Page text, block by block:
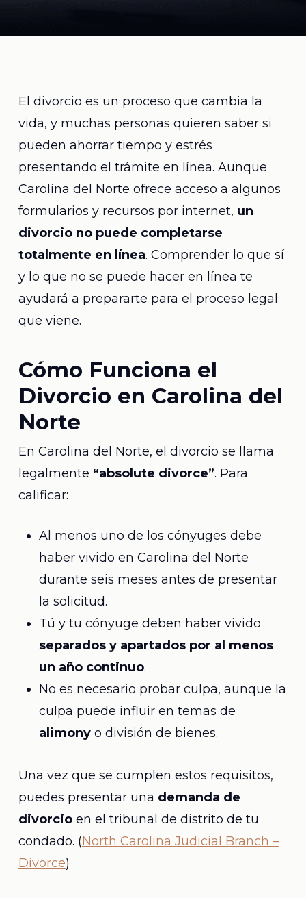
El divorcio es un proceso que cambia la
vida, y muchas personas quieren saber si
pueden ahorrar tiempo y estrés
presentando el trámite en línea. Aunque
Carolina del Norte ofrece acceso a algunos
formularios y recursos por internet, un
divorcio no puede completarse
totalmente en línea. Comprender lo que sí
y lo que no se puede hacer en línea te
ayudará a prepararte para el proceso legal
que viene.
Cómo Funciona el
Divorcio en Carolina del
Norte
En Carolina del Norte, el divorcio se llama
legalmente “absolute divorce”. Para
calificar:
Al menos uno de los cónyuges debe
haber vivido en Carolina del Norte
durante seis meses antes de presentar
la solicitud.
Tú y tu cónyuge deben haber vivido
separados y apartados por al menos
un año continuo.
No es necesario probar culpa, aunque la
culpa puede influir en temas de
alimonyo división de bienes.
Una vez que se cumplen estos requisitos,
puedes presentar una demanda de
divorcioen el tribunal de distrito de tu
condado. (North Carolina Judicial Branch –
Divorce)